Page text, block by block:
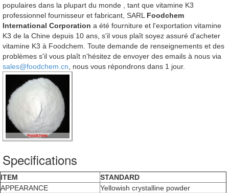
populaires dans la plupart du monde , tant que vitamine K3
professionnel fournisseur et fabricant, SARL Foodchem
International Corporation a été fourniture et l'exportation vitamine
K3 de la Chine depuis 10 ans, s'il vous plaît soyez assuré d'acheter
vitamine K3 à Foodchem. Toute demande de renseignements et des
problèmes s'il vous plaît n'hésitez de envoyer des emails à nous via
sales@foodchem.cn , nous vous répondrons dans 1 jour.
Specifications
ITEM
STANDARD
APPEARANCE
Yellowish crystalline powder